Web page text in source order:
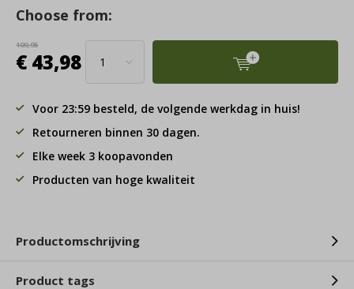
Choose from:
109,95
€ 43,98
Voor 23:59 besteld, de volgende werkdag in huis!
Retourneren binnen 30 dagen.
Elke week 3 koopavonden
Producten van hoge kwaliteit
Productomschrijving
Product tags